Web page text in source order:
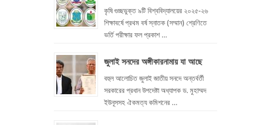
কৃষি গুচ্ছভুক্ত ৯টি বিশ্ববিদ্যালয়ের ২০২৫-২৬
শিক্ষাবর্ষে প্রথম বর্ষ স্নাতক (সম্মান) শ্রেণিতে
ভর্তি পরীক্ষার ফল প্রকাশ …
জুলাই সনদের অঙ্গীকারনামায় যা আছে
বহুল আলোচিত জুলাই জাতীয় সনদে অন্তর্বর্তী
সরকারের প্রধান উপদেষ্টা অধ্যাপক ড. মুহাম্মদ
ইউনূসসহ ঐকমত্য কমিশনের …